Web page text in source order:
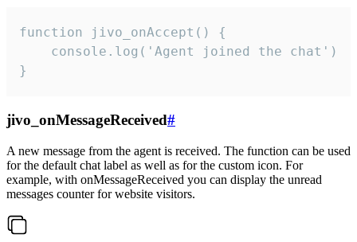
function jivo_onAccept() {
}
jivo_onMessageReceived#
A new message from the agent is received. The function can be used
for the default chat label as well as for the custom icon. For
example, with onMessageReceived you can display the unread
messages counter for website visitors.